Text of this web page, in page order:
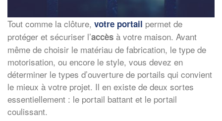
Tout comme la clôture, votre portail permet de
protéger et sécuriser l’accès à votre maison. Avant
même de choisir le matériau de fabrication, le type de
motorisation, ou encore le style, vous devez en
déterminer le types d’ouverture de portails qui convient
le mieux à votre projet. Il en existe de deux sortes
essentiellement : le portail battant et le portail
coulissant.